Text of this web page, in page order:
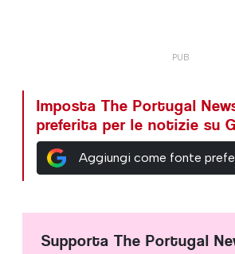
Imposta The Portugal
preferita per le notizie su
Aggiungi come fonte
Supporta The Portugal